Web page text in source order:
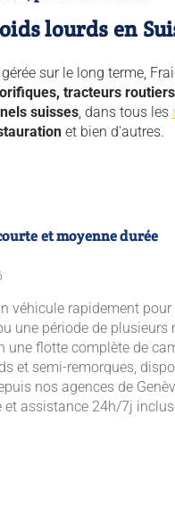
lourds en
gérée sur le long terme,
tracteurs
suisses, dans tous les
et bien d'autres.
et moyenne durée
véhicule rapidement
une période de plusieurs
une flotte complète de
et semi-remorques,
nos agences de
et assistance 24h/7j